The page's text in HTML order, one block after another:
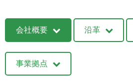
会社概要 沿革
事業拠点